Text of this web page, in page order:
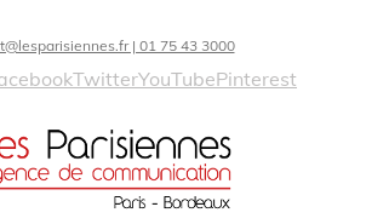
| 01 75 43 3000
TwitterYouTubePinterest